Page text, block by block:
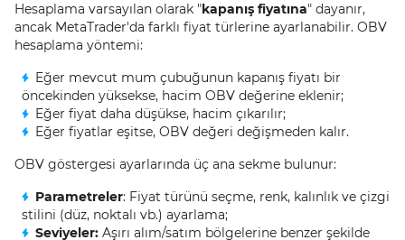
Hesaplama varsayılan olarak "kapanış fiyatına" dayanır,
ancak MetaTrader'da farklı fiyat türlerine ayarlanabilir. OBV
hesaplama yöntemi:
Eğer mevcut mum çubuğunun kapanış fiyatı bir
öncekinden yüksekse, hacim OBV değerine eklenir;
Eğer fiyat daha düşükse, hacim çıkarılır;
Eğer fiyatlar eşitse, OBV değeri değişmeden kalır.
OBV göstergesi ayarlarında üç ana sekme bulunur:
Parametreler: Fiyat türünü seçme, renk, kalınlık ve çizgi
stilini (düz, noktalı vb.) ayarlama;
Seviyeler: Aşırı alım/satım bölgelerine benzer şekilde